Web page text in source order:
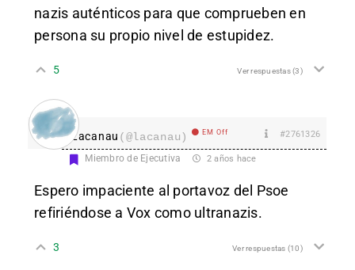
nazis auténticos para que comprueben en
persona su propio nivel de estupidez.
5 Ver respuestas(3)
Lacanau (@lacanau) EM Off #2761326
Miembro de Ejecutiva 2 años hace
Espero impaciente al portavoz del Psoe
refiriéndose a Vox como ultranazis.
3 Ver respuestas (10)